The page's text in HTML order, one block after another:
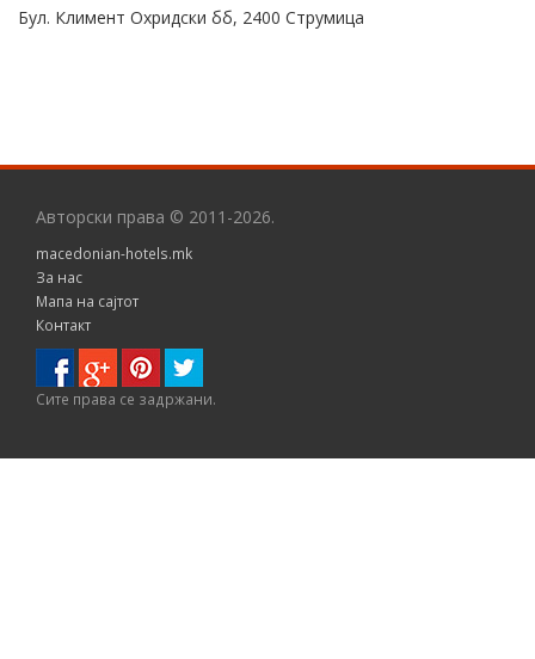
Бул. Климент Охридски бб, 2400 Струмица
Авторски права © 2011-2026.
macedonian-hotels.mk
За нас
Мапа на сајтот
Контакт
Сите правa се задржани.